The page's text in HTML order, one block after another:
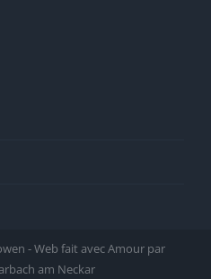
- Web fait avec Amour par
am Neckar